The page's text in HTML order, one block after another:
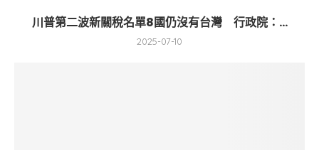
川普第二波新關稅名單8國仍沒有台灣 行政院：...
2025-07-10